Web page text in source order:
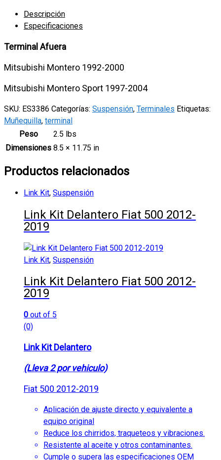
Montero
1992-
quantity
Descripción
Especificaciones
Terminal Afuera
Mitsubishi Montero 1992-2000
Mitsubishi Montero Sport 1997-2004
SKU: ES3386 Categorías: Suspensión, Terminales Etiquetas:
Muñequilla, terminal
Peso
2.5 lbs
Dimensiones 8.5 × 11.75 in
Productos relacionados
Link Kit, Suspensión
Link Kit Delantero Fiat 500 2012-
2019
Link Kit, Suspensión
Link Kit Delantero Fiat 500 2012-
2019
0 out of 5
(0)
Link Kit Delantero
(Lleva 2 por vehiculo)
Fiat 500 2012-2019
Aplicación de ajuste directo y equivalente a
equipo original
Reduce los chirridos, traqueteos y vibraciones.
Resistente al aceite y otros contaminantes.
Cumple o supera las especificaciones OEM